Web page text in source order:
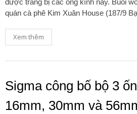
được trang bị các ống kính này. Buổi
quán cà phê Kim Xuân House (187/9
Xem thêm
Sigma công bố bộ 3
16mm, 30mm và